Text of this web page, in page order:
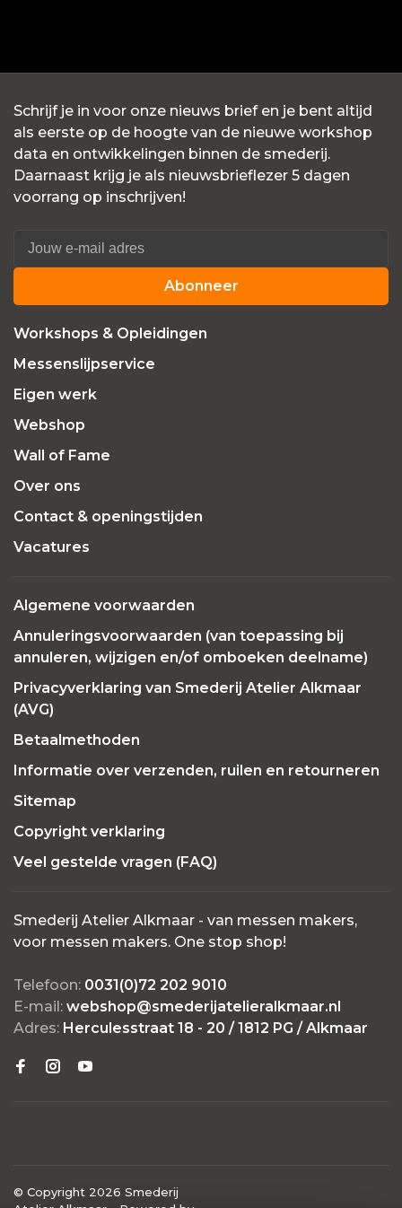
Schrijf je in voor onze nieuws brief en je bent altijd
als eerste op de hoogte van de nieuwe workshop
data en ontwikkelingen binnen de smederij.
Daarnaast krijg je als nieuwsbrieflezer 5 dagen
voorrang op inschrijven!
Abonneer
Workshops & Opleidingen
Messenslijpservice
Eigen werk
Webshop
Wall of Fame
Over ons
Contact & openingstijden
Vacatures
Algemene voorwaarden
Annuleringsvoorwaarden (van toepassing bij
annuleren, wijzigen en/of omboeken deelname)
Privacyverklaring van Smederij Atelier Alkmaar
(AVG)
Betaalmethoden
Informatie over verzenden, ruilen en retourneren
Sitemap
Copyright verklaring
Veel gestelde vragen (FAQ)
Smederij Atelier Alkmaar - van messen makers,
voor messen makers. One stop shop!
Telefoon: 0031(0)72 202 9010
E-mail: webshop@smederijatelieralkmaar.nl
Adres: Herculesstraat 18 - 20 / 1812 PG / Alkmaar
© Copyright 2026 Smederij